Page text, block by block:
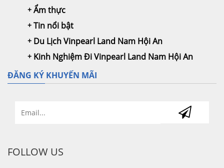
Ẩm thực
Tin nổi bật
Du Lịch Vinpearl Land Nam Hội An
Kinh Nghiệm Đi Vinpearl Land Nam Hội An
ĐĂNG KÝ KHUYẾN MÃI
FOLLOW US